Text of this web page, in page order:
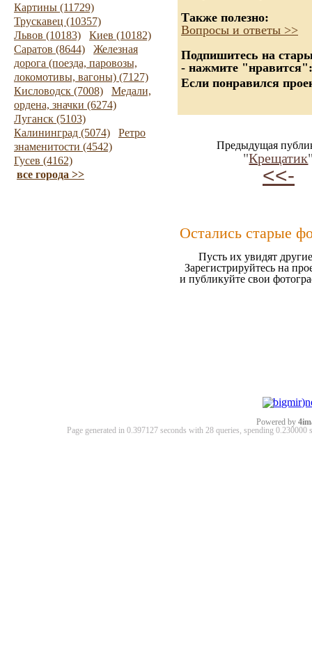
Картины (11729)
Трускавец (10357)
Львов (10183)
Киев (10182)
Саратов (8644)
Железная
дорога (поезда, паровозы,
локомотивы, вагоны) (7127)
Кисловодск (7008)
Медали,
ордена, значки (6274)
Луганск (5103)
Калининград (5074)
Ретро
знаменитости (4542)
Гусев (4162)
все города >>
Также полезно:
Вопросы и ответы >>
Подпишитесь на
- нажмите "нравится":
Если понравился
Предыдущая
"Крещатик
<<-
Остались старые
Пусть их увидят
Зарегистрируйтесь на
и публикуйте свои
Powered by
Page generated in 0.397127 seconds with 28 queries, spending